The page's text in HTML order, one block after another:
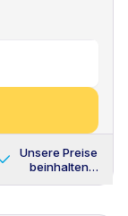
Unsere Preise
beinhalten